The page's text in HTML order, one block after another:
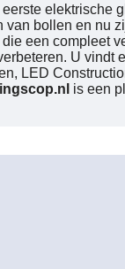
elektrische
bollen en nu
een compleet
U vindt
LED
is een